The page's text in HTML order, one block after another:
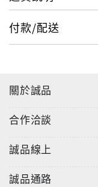
付款/配送
關於誠品
合作洽談
誠品線上
誠品通路